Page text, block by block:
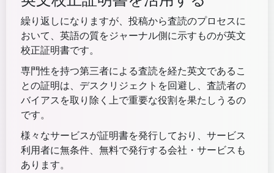
繰り返しになりますが、投稿から査読のプロセスに
おいて、英語の質をジャーナル側に示すものが英文
校正証明書です。
専門性を持つ第三者による査読を経た英文であるこ
との証明は、デスクリジェクトを回避し、査読者の
バイアスを取り除く上で重要な役割を果たしうるの
です。
様々なサービスが証明書を発行しており、サービス
利用者に無条件、無料で発行する会社・サービスも
あります。